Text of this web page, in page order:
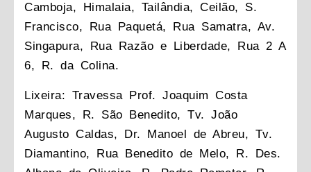
Camboja, Himalaia, Tailândia, Ceilão, S.
Francisco, Rua Paquetá, Rua Samatra, Av.
Singapura, Rua Razão e Liberdade, Rua 2 A
6, R. da Colina.
Lixeira: Travessa Prof. Joaquim Costa
Marques, R. São Benedito, Tv. João
Augusto Caldas, Dr. Manoel de Abreu, Tv.
Diamantino, Rua Benedito de Melo, R. Des.